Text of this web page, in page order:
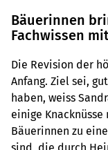
Bäuerinnen
Fachwissen
Die Revision der
Anfang. Ziel sei,
haben, weiss
einige
Bäuerinnen zu